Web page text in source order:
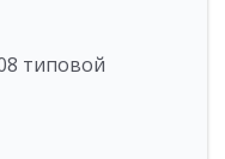
типовой